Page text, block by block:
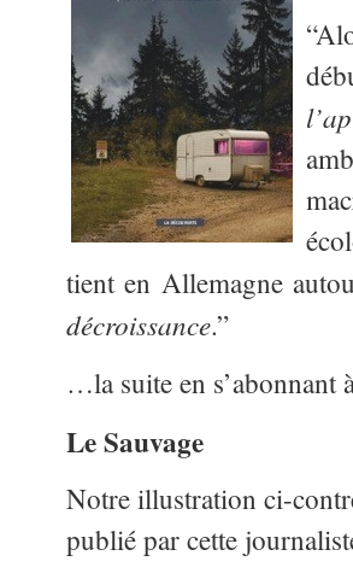
tient en Allemagne
décroissance.”
…la suite en
Le Sauvage
Notre illustration ci-
publié par cette